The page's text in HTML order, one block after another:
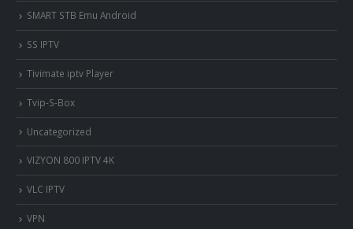
SMART STB Emu Android
SS IPTV
Tivimate iptv Player
Tvip-S-Box
Uncategorized
VIZYON 800 IPTV 4K
VLC IPTV
VPN